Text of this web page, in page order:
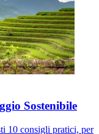
Sostenibile
10 consigli pratici, per